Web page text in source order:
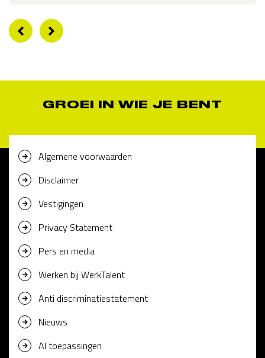
GROEI IN WIE JE BENT
Algemene voorwaarden
Disclaimer
Vestigingen
Privacy Statement
Pers en media
Werken bij WerkTalent
Anti discriminatiestatement
Nieuws
AI toepassingen